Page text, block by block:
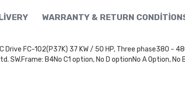
WARRANTY & RETURN
FC-102(P37K) 37 KW / 50 HP, Three phase380 -
B4No C1 option, No D optionNo A Option,